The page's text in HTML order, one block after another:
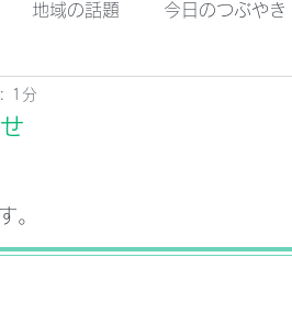
地域の話題 今日のつぶやき
1分
。